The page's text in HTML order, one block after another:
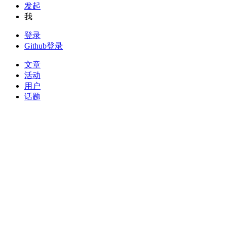
发起
我
登录
Github登录
文章
活动
用户
话题